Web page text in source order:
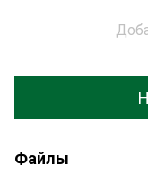
Файлы